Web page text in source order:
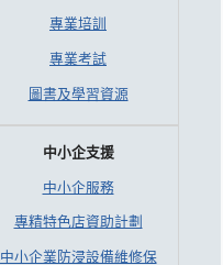
專業培訓
專業考試
圖書及學習資源
中小企支援
中小企服務
專精特色店資助計劃
中小企業防浸設備維修保